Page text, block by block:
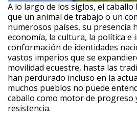
A lo largo de los siglos, el caballo
que un animal de trabajo o un
numerosos países, su presencia
economía, la cultura, la política e
conformación de identidades
vastos imperios que se
movilidad ecuestre, hasta las
han perdurado incluso en la
muchos pueblos no puede
caballo como motor de progreso
resistencia.